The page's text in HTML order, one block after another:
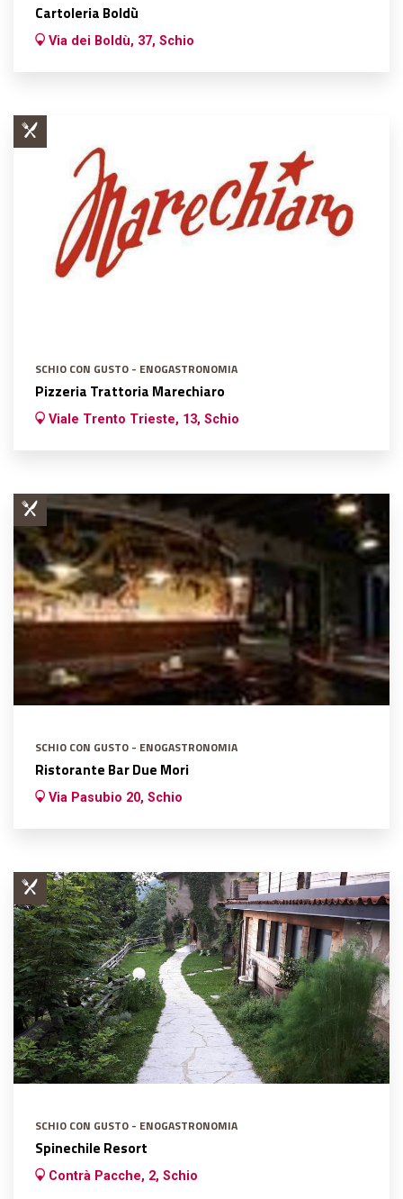
Cartoleria Boldù
Via dei Boldù, 37, Schio
SCHIO CON GUSTO - ENOGASTRONOMIA
Pizzeria Trattoria Marechiaro
Viale Trento Trieste, 13, Schio
SCHIO CON GUSTO - ENOGASTRONOMIA
Ristorante Bar Due Mori
Via Pasubio 20, Schio
SCHIO CON GUSTO - ENOGASTRONOMIA
Spinechile Resort
Contrà Pacche, 2, Schio